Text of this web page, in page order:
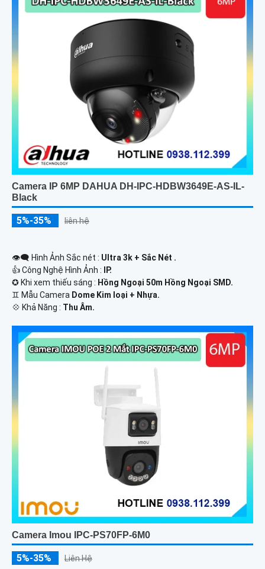
Camera IP 6MP DAHUA DH-IPC-HDBW3649E-AS-IL-
Black
5%-35% liên hệ
👁️‍🗨 Hình Ảnh Sắc nét : Ultra 3k + Sắc Nét .
👍 Công Nghệ Hình Ảnh :
IP.
✪ Khi xem thiếu sáng : Hồng Ngoại 50m Hồng Ngoại SMD.
♊ Mẫu Camera Dome Kim loại + Nhựa.
️💠 Khả Năng : Thu Âm.
Camera Imou IPC-PS70FP-6M0
5%-35% Liên Hệ